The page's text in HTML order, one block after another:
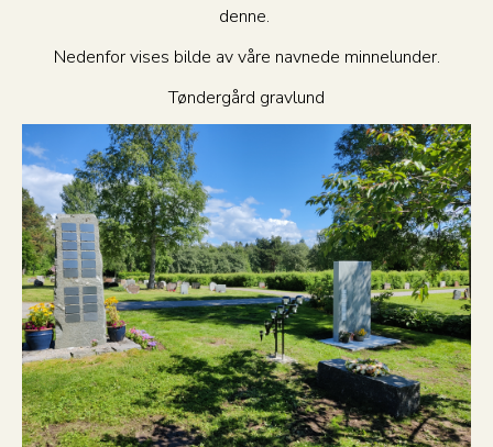
denne.
Nedenfor vises bilde av våre navnede minnelunder.
Tøndergård gravlund